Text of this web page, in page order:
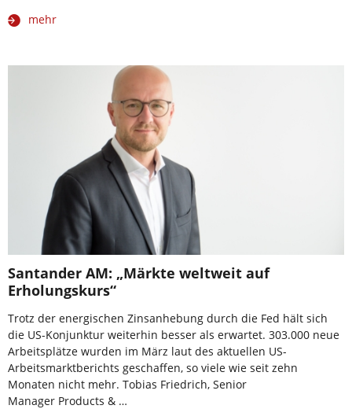
mehr
Santander AM: „Märkte weltweit auf
Erholungskurs“
Trotz der energischen Zinsanhebung durch die Fed hält sich
die US-Konjunktur weiterhin besser als erwartet. 303.000 neue
Arbeitsplätze wurden im März laut des aktuellen US-
Arbeitsmarktberichts geschaffen, so viele wie seit zehn
Monaten nicht mehr. Tobias Friedrich, Senior
Manager Products & …